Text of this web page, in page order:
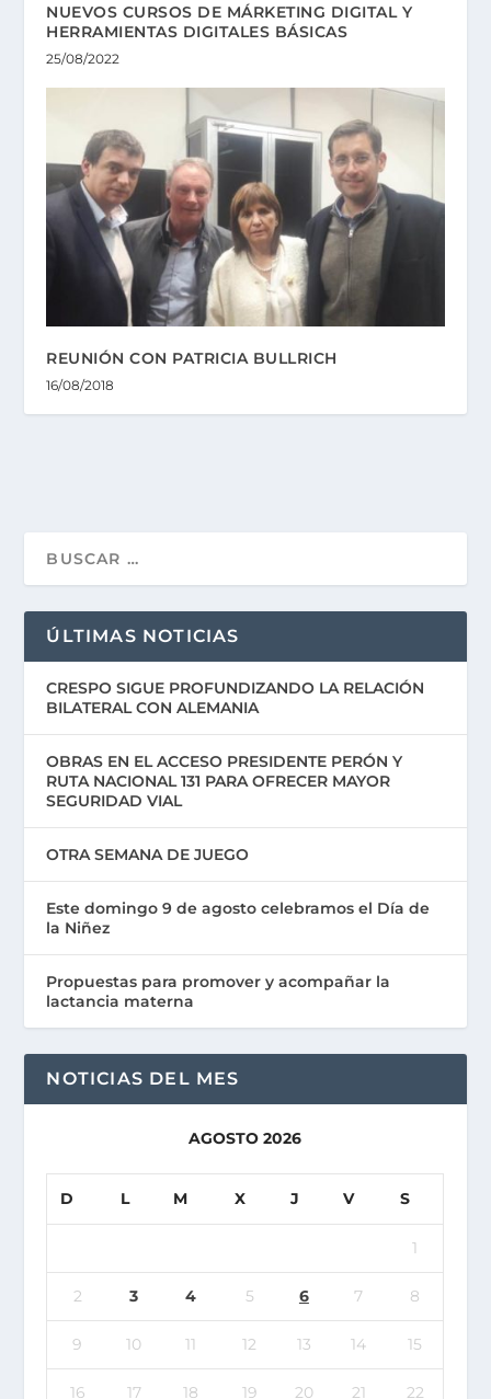
NUEVOS CURSOS DE MÁRKETING DIGITAL Y
HERRAMIENTAS DIGITALES BÁSICAS
25/08/2022
REUNIÓN CON PATRICIA BULLRICH
16/08/2018
ÚLTIMAS NOTICIAS
CRESPO SIGUE PROFUNDIZANDO LA RELACIÓN
BILATERAL CON ALEMANIA
OBRAS EN EL ACCESO PRESIDENTE PERÓN Y
RUTA NACIONAL 131 PARA OFRECER MAYOR
SEGURIDAD VIAL
OTRA SEMANA DE JUEGO
Este domingo 9 de agosto celebramos el Día de
la Niñez
Propuestas para promover y acompañar la
lactancia materna
NOTICIAS DEL MES
AGOSTO 2026
D L M X J V S
1
2 3 4 5 6 7 8
9 10 11 12 13 14 15
16 17 18 19 20 21 22